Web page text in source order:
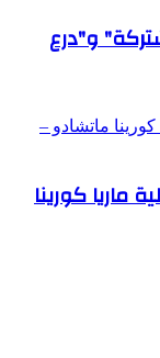
و"درع
ماتشادو –
ماريا كورينا